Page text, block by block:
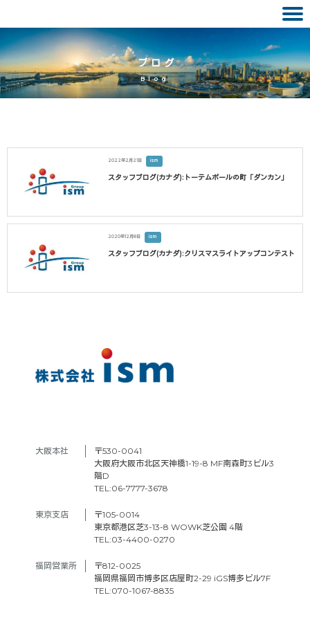
to
content
ブログ
Blog
2022年2月21日 ism
スタッフブログ(カナダ):トーテムポールの町「ダンカン」
2020年12月8日 ism
スタッフブログ(カナダ):クリスマスライトアップコンテスト
大阪本社
〒530-0041
大阪府大阪市北区天神橋1-19-8 MF南森町3ビル3
階D
TEL:06-7777-3678
東京支店
〒105-0014
東京都港区芝3-13-8 WOWK芝公園 4階
TEL:03-4400-0270
福岡営業所
〒812-0025
福岡県福岡市博多区店屋町2-29 iGS博多ビル7F
TEL:070-1067-8835